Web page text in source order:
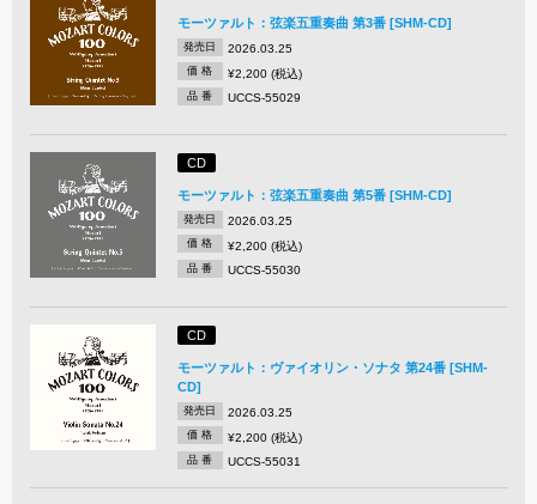
モーツァルト：弦楽五重奏曲 第3番 [SHM-CD]
発売日 2026.03.25
価 格 ¥2,200 (税込)
品 番 UCCS-55029
CD
モーツァルト：弦楽五重奏曲 第5番 [SHM-CD]
発売日 2026.03.25
価 格 ¥2,200 (税込)
品 番 UCCS-55030
CD
モーツァルト：ヴァイオリン・ソナタ 第24番 [SHM-
CD]
発売日 2026.03.25
価 格 ¥2,200 (税込)
品 番 UCCS-55031